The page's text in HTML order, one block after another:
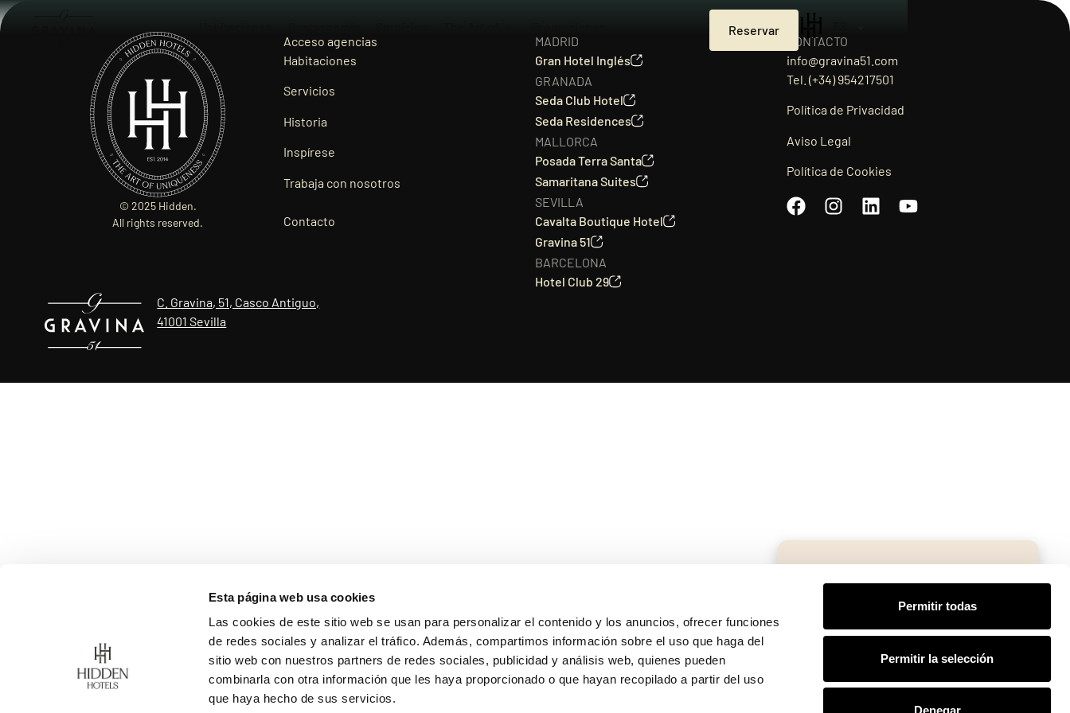
Esta página web usa cookies
Las cookies de este sitio web se usan para personalizar el contenido y los anuncios, ofrecer funciones
de redes sociales y analizar el tráfico. Además, compartimos información sobre el uso que haga del
sitio web con nuestros partners de redes sociales, publicidad y análisis web, quienes pueden
combinarla con otra información que les haya proporcionado o que hayan recopilado a partir del uso
que haya hecho de sus servicios.
Permitir todas
Permitir la selección
Denegar
Reservar
© 2025 Hidden.
All rights reserved.
Acceso agencias
Habitaciones
Servicios
Historia
Inspírese
Trabaja con nosotros
Contacto
MADRID
Gran Hotel Inglés
GRANADA
Seda Club Hotel
Seda Residences
MALLORCA
Posada Terra Santa
Samaritana Suites
SEVILLA
Cavalta Boutique Hotel
Gravina 51
BARCELONA
Hotel Club 29
CONTACTO
info@gravina51.com
Tel. (+34) 954217501
Política de Privacidad
Aviso Legal
Política de Cookies
C. Gravina, 51, Casco Antiguo,
41001 Sevilla
sus próximas escapadas.
Reserve ya